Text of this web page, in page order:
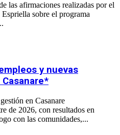
las afirmaciones realizadas por el
sobre el programa
y nuevas
en Casanare
de 2026, con resultados en
con las comunidades,...